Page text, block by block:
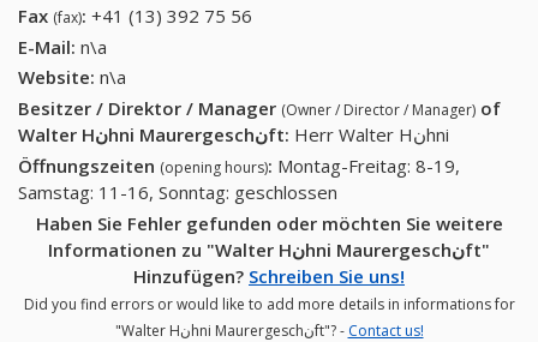
Fax (fax): +41 (13) 392 75 56
E-Mail: n\a
Website: n\a
Besitzer / Direktor / Manager (Owner / Director / Manager) of
Walter Hنhni Maurergeschنft:
Herr Walter Hنhni
Öffnungszeiten (opening hours): Montag-Freitag: 8-19,
Samstag: 11-16, Sonntag: geschlossen
Haben Sie Fehler gefunden oder möchten Sie weitere
Informationen zu "Walter Hنhni Maurergeschنft"
Hinzufügen? Schreiben Sie uns!
Did you find errors or would like to add more details in informations for
"Walter Hنhni Maurergeschنft"? - Contact us!